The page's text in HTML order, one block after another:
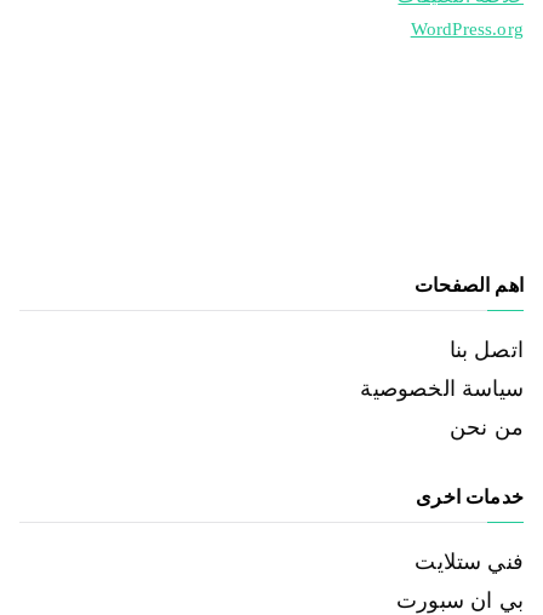
WordPress.org
اهم الصفحات
اتصل بنا
سياسة الخصوصية
من نحن
خدمات اخرى
فني ستلايت
بي ان سبورت